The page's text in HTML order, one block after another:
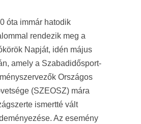
óta immár hatodik
rendezik meg a
Napját, idén május
amely a Szabadidősport-
Országos
(SZEOSZ) mára
ismertté vált
Az esemény